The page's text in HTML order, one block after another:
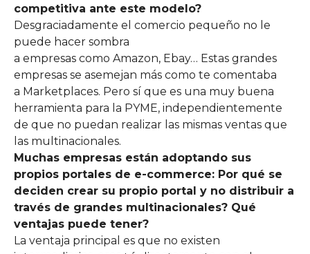
competitiva ante este modelo?
Desgraciadamente el comercio pequeño no le
puede hacer sombra
a empresas como Amazon, Ebay… Estas grandes
empresas se asemejan más como te comentaba
a Marketplaces. Pero sí que es una muy buena
herramienta para la PYME, independientemente
de que no puedan realizar las mismas ventas que
las multinacionales.
Muchas empresas están adoptando sus
propios portales de e-commerce: Por qué se
deciden crear su propio portal y no distribuir a
través de grandes multinacionales? Qué
ventajas puede tener?
La ventaja principal es que no existen